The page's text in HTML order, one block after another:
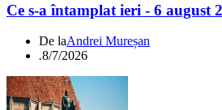
Ce s-a întamplat ieri - 6 august
De laAndrei Mureșan
.8/7/2026